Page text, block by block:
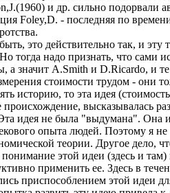
и др. сильно подорвали
Foley,D. - последняя по
это действительно так, и эту
тогда надо признать, что сами
а значит A.Smith и D.Ricardo, и
стоимости трудом - они
историю, то эта идея
происхождение, высказывалась
идея не была "выдумана". Она
опыта людей. Поэтому я не
теории. Другое дело,
этой идеи (здесь и там)
применить ее. Здесь в
приспособлением этой идеи